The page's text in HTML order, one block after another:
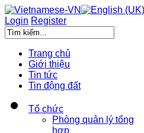
Login Register
Trang chủ
Giới thiệu
Tin tức
Tin động đất
Tổ chức
Phòng quản lý tổng
hợp